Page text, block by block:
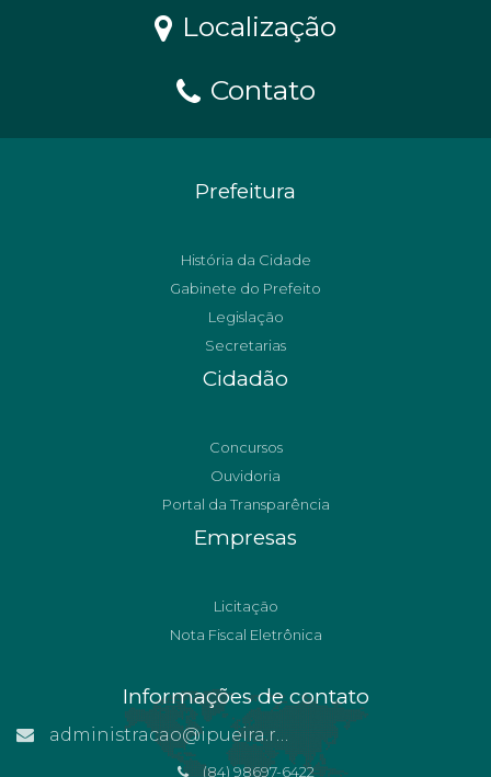
Localização
Contato
Prefeitura
História da Cidade
Gabinete do Prefeito
Legislação
Secretarias
Cidadão
Concursos
Ouvidoria
Portal da Transparência
Empresas
Licitação
Nota Fiscal Eletrônica
Informações de contato
administracao@ipueira.rn.gov.br
(84) 98697-6422